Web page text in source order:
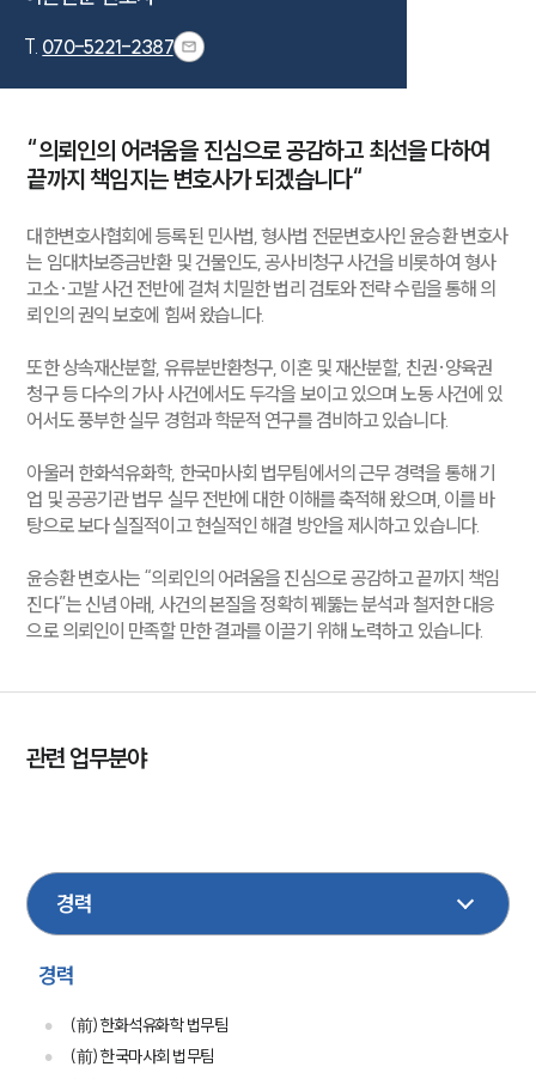
T. 070-5221-2387
“의뢰인의 어려움을 진심으로 공감하고 최선을 다하여
끝까지 책임지는 변호사가 되겠습니다“
대한변호사협회에 등록된 민사법, 형사법 전문변호사인 윤승환 변호사
는 임대차보증금반환 및 건물인도, 공사비청구 사건을 비롯하여 형사
고소·고발 사건 전반에 걸쳐 치밀한 법리 검토와 전략 수립을 통해 의
뢰인의 권익 보호에 힘써 왔습니다.
또한 상속재산분할, 유류분반환청구, 이혼 및 재산분할, 친권·양육권
청구 등 다수의 가사 사건에서도 두각을 보이고 있으며 노동 사건에 있
어서도 풍부한 실무 경험과 학문적 연구를 겸비하고 있습니다.
아울러 한화석유화학, 한국마사회 법무팀에서의 근무 경력을 통해 기
업 및 공공기관 법무 실무 전반에 대한 이해를 축적해 왔으며, 이를 바
탕으로 보다 실질적이고 현실적인 해결 방안을 제시하고 있습니다.
윤승환 변호사는 “의뢰인의 어려움을 진심으로 공감하고 끝까지 책임
진다”는 신념 아래, 사건의 본질을 정확히 꿰뚫는 분석과 철저한 대응
으로 의뢰인이 만족할 만한 결과를 이끌기 위해 노력하고 있습니다.
관련 업무분야
경력
(前) 한화석유화학 법무팀
(前) 한국마사회 법무팀